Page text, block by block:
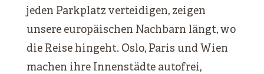
jeden Parkplatz verteidigen, zeigen
unsere europäischen Nachbarn längt, wo
die Reise hingeht. Oslo, Paris und Wien
machen ihre Innenstädte autofrei,